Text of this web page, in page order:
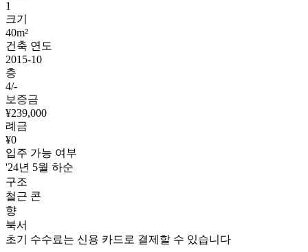
1
크기
40m²
건축 연도
2015-10
층
4/-
보증금
¥239,000
례금
¥0
입주 가능 여부
'24년 5월 하순
구조
철근 콘
향
북서
초기 수수료는 신용 카드로 결제할 수 있습니다